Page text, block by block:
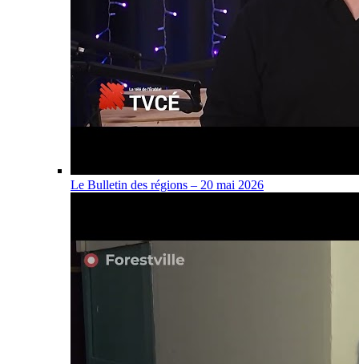
Le Bulletin des régions – 20 mai 2026